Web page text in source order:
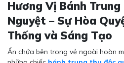
Hương Vị Bánh
Nguyệt – Sự Hòa
Thống và Sáng Tạo
Ẩn chứa bên trong vẻ ngoài hoàn